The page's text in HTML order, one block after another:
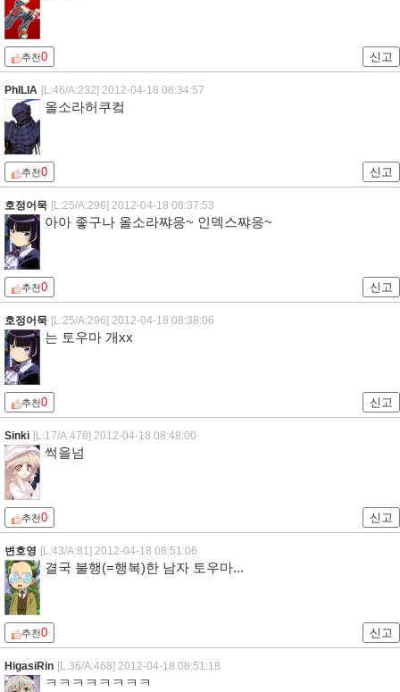
추천0 신고
PhILIA [L:46/A:232] 2012-04-18 08:34:57
올소라허쿠컼
추천0 신고
호정어묵 [L:25/A:296] 2012-04-18 08:37:53
아아 좋구나 올소라쨔응~ 인덱스쨔응~
추천0 신고
호정어묵 [L:25/A:296] 2012-04-18 08:38:06
는 토우마 개xx
추천0 신고
Sinki [L:17/A:478] 2012-04-18 08:48:00
썩을넘
추천0 신고
변호영 [L:43/A:81] 2012-04-18 08:51:06
결국 불행(=행복)한 남자 토우마...
추천0 신고
HigasiRin [L:36/A:468] 2012-04-18 08:51:18
ㅋㅋㅋㅋㅋㅋㅋㅋ